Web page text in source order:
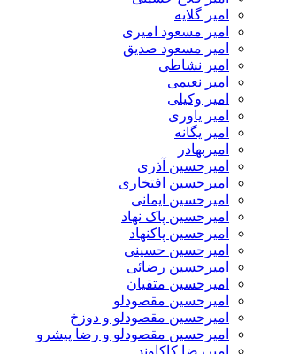
امیر گلایه
امیر مسعود امیری
امیر مسعود صدیق
امیر نشاطی
امیر نعیمی
امیر وکیلی
امیر یاوری
امیر یگانه
امیربهادر
امیرحسین آذری
امیرحسین افتخاری
امیرحسین ایمانی
امیرحسین پاک نهاد
امیرحسین پاکنهاد
امیرحسین حسینی
امیرحسین رضائی
امیرحسین متقیان
امیرحسین مقصودلو
امیرحسین مقصودلو و دوزخ
امیرحسین مقصودلو و رضا پیشرو